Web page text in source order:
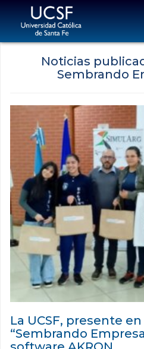
Noticias
Sembrando
La UCSF, presente
“Sembrando